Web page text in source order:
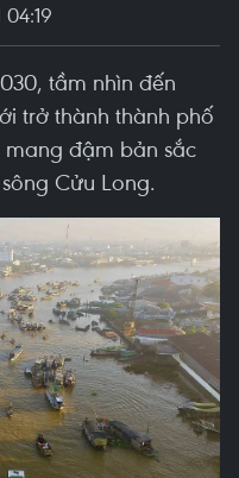
tầm nhìn đến
trở thành thành phố
mang đậm bản sắc
Cửu Long.